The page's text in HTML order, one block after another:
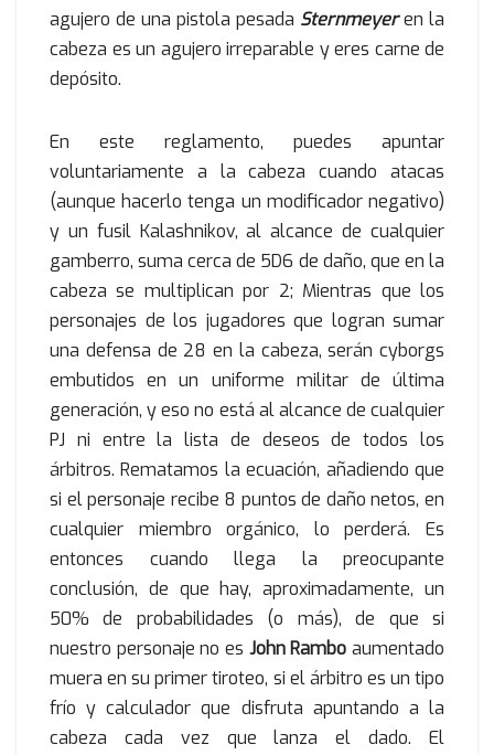
agujero de una pistola pesada Sternmeyer en la
cabeza es un agujero irreparable y eres carne de
depósito.
En este reglamento, puedes apuntar
voluntariamente a la cabeza cuando atacas
(aunque hacerlo tenga un modificador negativo)
y un fusil Kalashnikov, al alcance de cualquier
gamberro, suma cerca de 5D6 de daño, que en la
cabeza se multiplican por 2; Mientras que los
personajes de los jugadores que logran sumar
una defensa de 28 en la cabeza, serán cyborgs
embutidos en un uniforme militar de última
generación, y eso no está al alcance de cualquier
PJ ni entre la lista de deseos de todos los
árbitros. Rematamos la ecuación, añadiendo que
si el personaje recibe 8 puntos de daño netos, en
cualquier miembro orgánico, lo perderá. Es
entonces cuando llega la preocupante
conclusión, de que hay, aproximadamente, un
50% de probabilidades (o más), de que si
nuestro personaje no es John Rambo aumentado
muera en su primer tiroteo, si el árbitro es un tipo
frío y calculador que disfruta apuntando a la
cabeza cada vez que lanza el dado. El